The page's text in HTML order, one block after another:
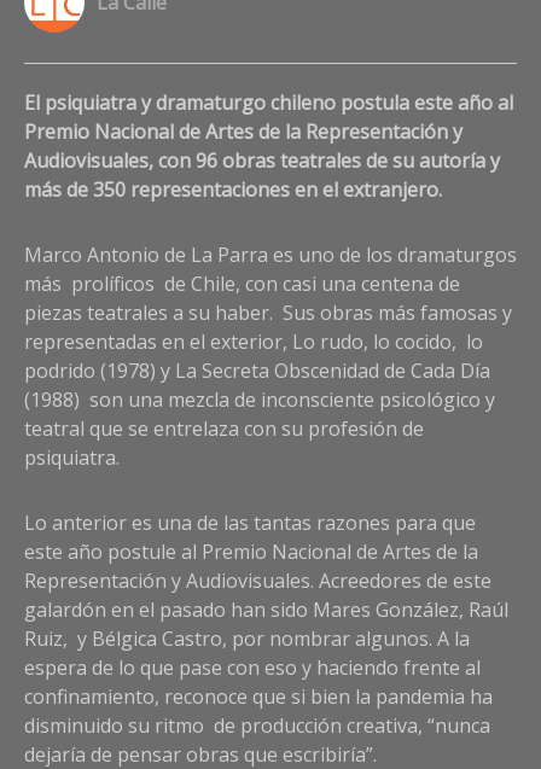
El psiquiatra y dramaturgo chileno postula este año al
Premio Nacional de Artes de la Representación y
Audiovisuales, con 96 obras teatrales de su autoría y
más de 350 representaciones en el extranjero.
Marco Antonio de La Parra es uno de los dramaturgos
más prolíficos de Chile, con casi una centena de
piezas teatrales a su haber. Sus obras más famosas y
representadas en el exterior, Lo rudo, lo cocido, lo
podrido (1978) y La Secreta Obscenidad de Cada Día
(1988) son una mezcla de inconsciente psicológico y
teatral que se entrelaza con su profesión de
psiquiatra.
Lo anterior es una de las tantas razones para que
este año postule al Premio Nacional de Artes de la
Representación y Audiovisuales. Acreedores de este
galardón en el pasado han sido Mares González, Raúl
Ruiz, y Bélgica Castro, por nombrar algunos. A la
espera de lo que pase con eso y haciendo frente al
confinamiento, reconoce que si bien la pandemia ha
disminuido su ritmo de producción creativa, “nunca
dejaría de pensar obras que escribiría”.